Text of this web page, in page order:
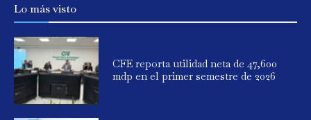
Lo más visto
CFE reporta utilidad neta de 47,600
mdp en el primer semestre de 2026